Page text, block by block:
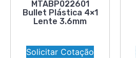
MTABP022601
Bullet Plástica 4×1
Lente 3.6mm
Solicitar Cotação